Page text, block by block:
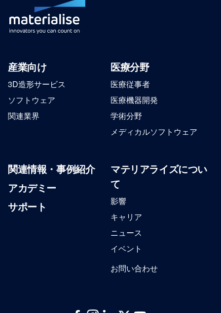
産業向け
3D造形サービス
ソフトウェア
関連業界
医療分野
医療従事者
医療機器開発
学術分野
メディカルソフトウェア
関連情報・事例紹介
アカデミー
サポート
マテリアライズについ
て
影響
キャリア
ニュース
イベント
お問い合わせ